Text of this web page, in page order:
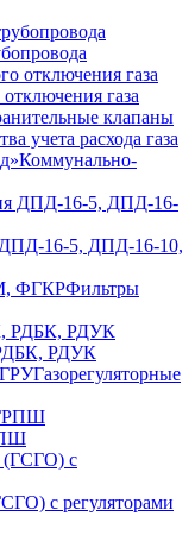
газа
клапаны
учета расхода газа
Коммунально-
ДПД-16-5, ДПД-16-10,
Фильтры
РДБК, РДУК
Газорегуляторные
с регуляторами